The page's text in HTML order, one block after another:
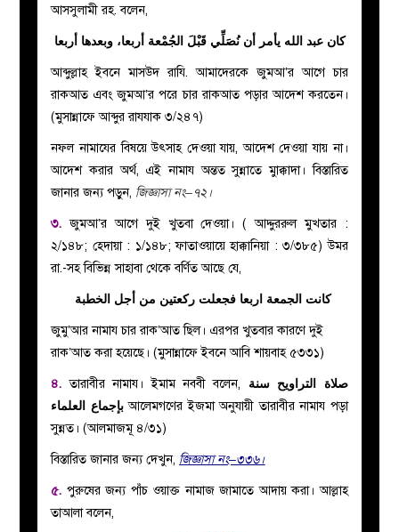
আসসুলামী রহ. বলেন,
كان عبد الله يأمر أن نُصَلِّي قَبْلَ الجُمْعة أربعا، وبعدها أربعا
আব্দুল্লাহ ইবনে মাসউদ রাযি. আমাদেরকে জুমআ’র আগে চার
রাকআত এবং জুমআ’র পরে চার রাকআত পড়ার আদেশ করতেন।
(মুসান্নাফে আব্দুর রাযযাক ৩/২৪৭)
নফল নামাযের বিষয়ে উৎসাহ দেওয়া যায়, আদেশ দেওয়া যায় না।
আদেশ করার অর্থ, এই নামায অন্তত সুন্নাতে মুাক্কাদা। বিস্তারিত
জানার জন্য পড়ুন, জিজ্ঞাসা নং–৭২।
৩. জুমআ’র আগে দুই খুতবা দেওয়া। ( আদ্দুররুল মুখতার :
২/১৪৮; হেদায়া : ১/১৪৮; ফাতাওয়ায়ে হাক্কানিয়া : ৩/৩৮৫) উমর
রা.-সহ বিভিন্ন সাহাবা থেকে বর্ণিত আছে যে,
كانت الجمعة اربعا فجعلت ركعتين من أجل الخطبة
জুমু’আর নামায চার রাক’আত ছিল। এরপর খুতবার কারণে দুই
রাক’আত করা হয়েছে। (মুসান্নাফে ইবনে আবি শায়বাহ ৫৩৩১)
৪. তারাবীর নামায। ইমাম নববী বলেন, صلاة التراويح سنة
بإجماع العلماءআলেমগণের ইজমা অনুযায়ী তারাবীর নামায পড়া
সুন্নত। (আলমাজমূ ৪/৩১)
বিস্তারিত জানার জন্য দেখুন, জিজ্ঞাসা নং–৩৩৬।
৫. পুরুষের জন্য পাঁচ ওয়াক্ত নামাজ জামাতে আদায় করা। আল্লাহ
তাআলা বলেন,